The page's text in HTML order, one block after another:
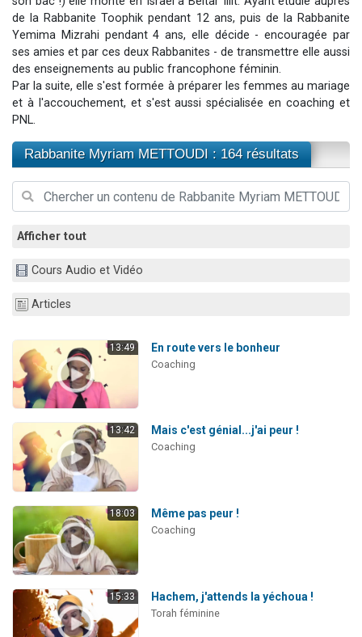
13 personnes viennent de demander une bénédiction
30 personnes viennent de faire un don pour Sauvez la jambe de Yohan
Il reste 49 places pour étudier en groupe sur Zoom
12 nouvelles musiques dans Torah-Box Music
29 personnes viennent de demander une bénédiction
de la Rabbanite Toophik pendant 12 ans, puis de la Rabbanite
Yemima Mizrahi pendant 4 ans, elle décide - encouragée par
ses amies et par ces deux Rabbanites - de transmettre elle aussi
des enseignements au public francophone féminin.
Par la suite, elle s'est formée à préparer les femmes au mariage
et à l'accouchement, et s'est aussi spécialisée en coaching et
PNL.
Rabbanite Myriam METTOUDI : 164 résultats
Afficher tout
Cours Audio et Vidéo
Articles
13:49 En route vers le bonheur
Coaching
13:42 Mais c'est génial...j'ai peur !
Coaching
18:03 Même pas peur !
Coaching
15:33 Hachem, j'attends la yéchoua !
Torah féminine